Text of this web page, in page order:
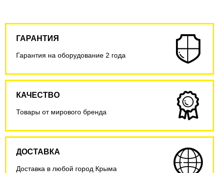
ГАРАНТИЯ
Гарантия на оборудование 2 года
КАЧЕСТВО
Товары от мирового бренда
ДОСТАВКА
Доставка в любой город Крыма